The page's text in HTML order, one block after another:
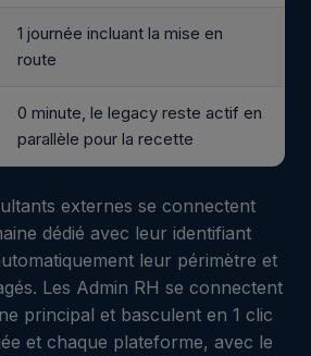
1 journée incluant la mise en
route
0 minute, le legacy reste actif en
parallèle pour la recette
externes se connectent
dédié avec leur identifiant
leur périmètre et
Les Admin RH se connectent
principal et basculent en 1 clic
et chaque plateforme, avec le